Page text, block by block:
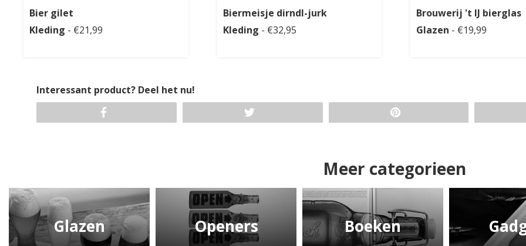
Bier gilet
Kleding - €21,99
Biermeisje dirndl-jurk
Kleding - €32,95
Brouwerij 't IJ bierglas
Glazen - €19,99
Interessant product? Deel het nu!
Meer categorieen
Glazen Openers Boeken